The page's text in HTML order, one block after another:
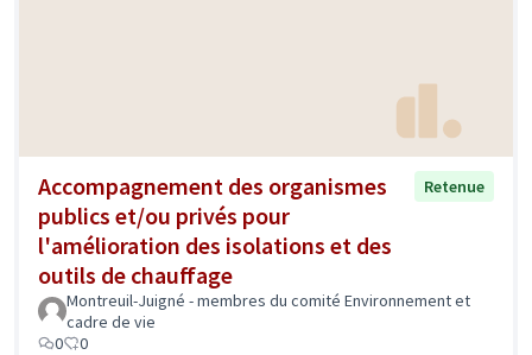
Accompagnement des organismes
publics et/ou privés pour
l'amélioration des isolations et des
outils de chauffage
Retenue
Montreuil-Juigné - membres du comité Environnement et
cadre de vie
0
0